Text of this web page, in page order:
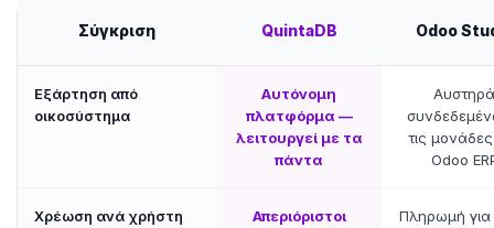
Σύγκριση QuintaDB Odoo
Εξάρτηση από
οικοσύστημα
Αυτόνομη
πλατφόρμα —
λειτουργεί με τα
πάντα
Αυστηρά
τις
Odoo
Χρέωση ανά χρήστη
Απεριόριστοι
Πληρωμή για